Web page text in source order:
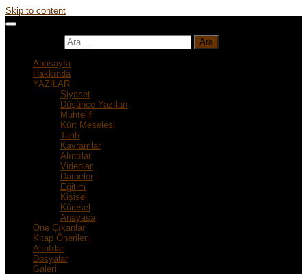
Skip to content
Anasayfa
Hakkında
YAZILAR
Siyaset
Düşünce Yazıları
Muhtelif
Kürt Meselesi
Tarih
Kavramlar
Alıntılar
Videolar
Darbeler
Eğitim
Kişisel
Küresel
Anayasa
Öne Çıkanlar
Kitap Önerileri
Alıntılar
Dosyalar
Galeri